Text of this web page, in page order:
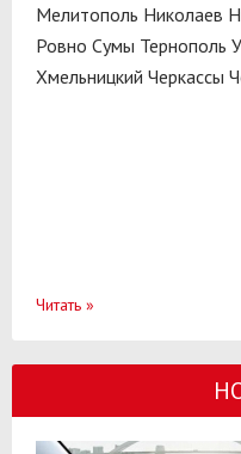
Мелитополь Николаев
Ровно Сумы Тернополь
Хмельницкий Черкассы
Читать »